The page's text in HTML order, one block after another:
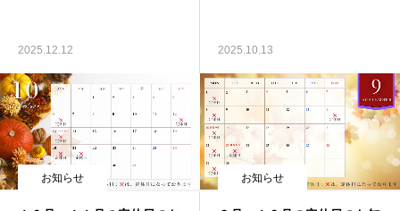
2025.12.12 2025.10.13
お知らせ お知らせ